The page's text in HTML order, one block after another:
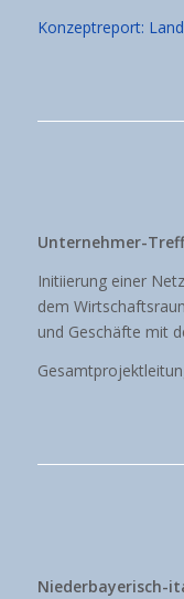
Konzeptreport:
Unternehmer-
Initiierung einer
dem
und Geschäfte mit
Niederbayerisch-